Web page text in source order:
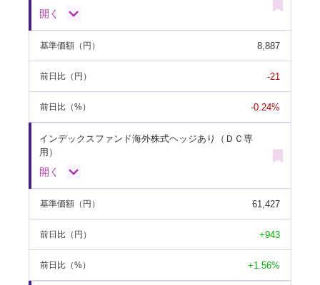
開く
基準価額 （円） 8,887
前日比 （円） -21
前日比 （%） -0.24%
インデックスファンド海外株式ヘッジあり（ＤＣ専
用）
開く
基準価額 （円） 61,427
前日比 （円） +943
前日比 （%） +1.56%